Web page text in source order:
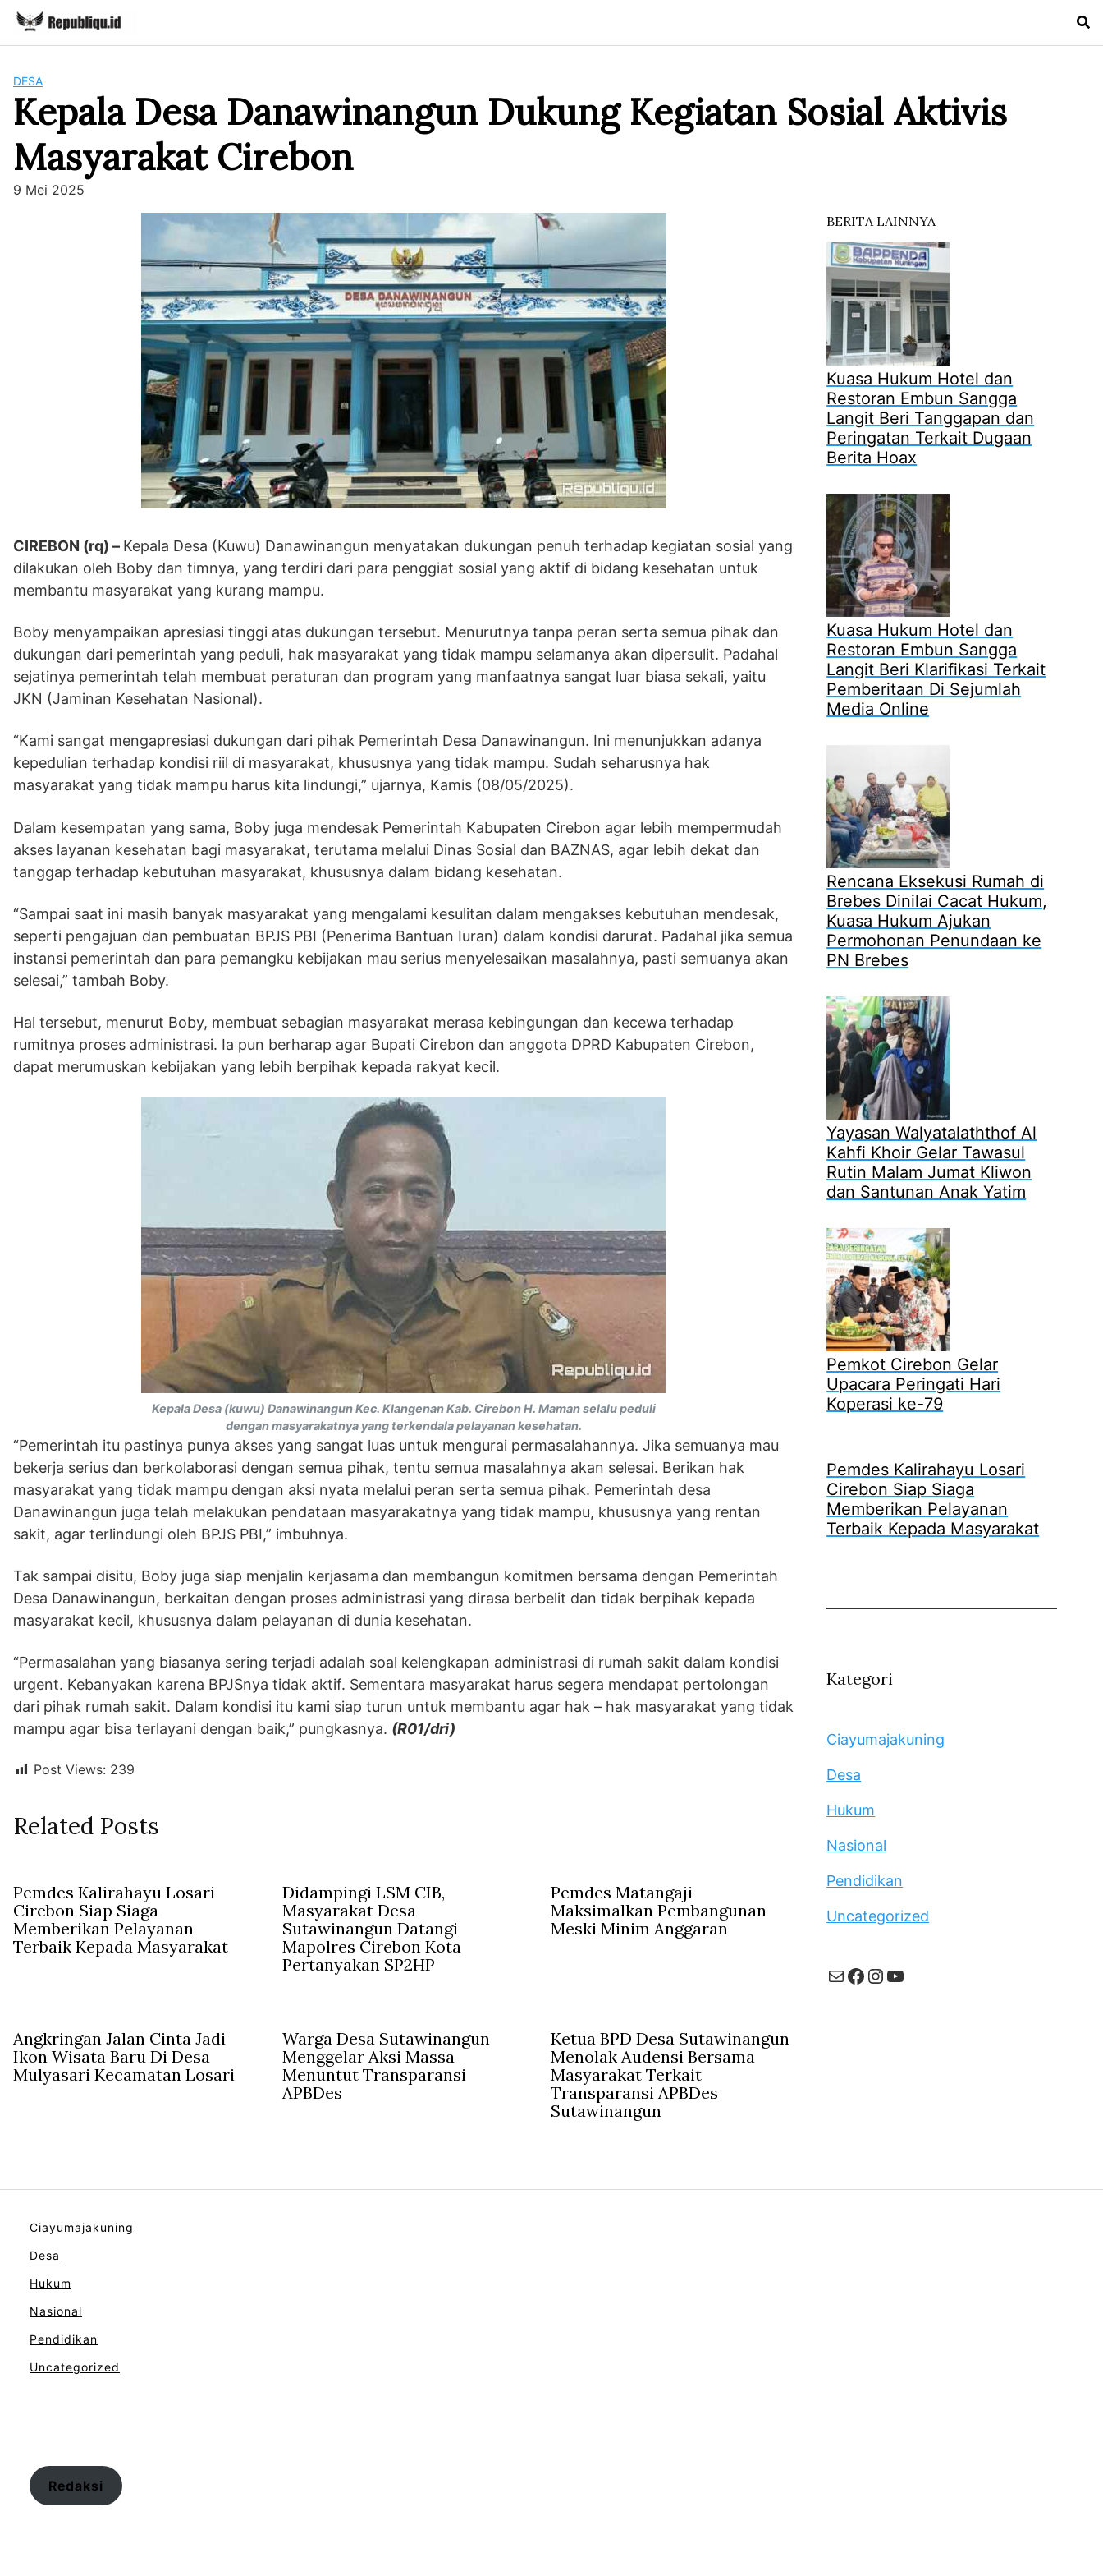
Skip
content
DESA
Kepala Desa Danawinangun Dukung Kegiatan Sosial Aktivis
Masyarakat Cirebon
9 Mei 2025
CIREBON (rq) – Kepala Desa (Kuwu) Danawinangun menyatakan dukungan penuh terhadap kegiatan sosial yang
dilakukan oleh Boby dan timnya, yang terdiri dari para penggiat sosial yang aktif di bidang kesehatan untuk
membantu masyarakat yang kurang mampu.
Boby menyampaikan apresiasi tinggi atas dukungan tersebut. Menurutnya tanpa peran serta semua pihak dan
dukungan dari pemerintah yang peduli, hak masyarakat yang tidak mampu selamanya akan dipersulit. Padahal
sejatinya pemerintah telah membuat peraturan dan program yang manfaatnya sangat luar biasa sekali, yaitu
JKN (Jaminan Kesehatan Nasional).
“Kami sangat mengapresiasi dukungan dari pihak Pemerintah Desa Danawinangun. Ini menunjukkan adanya
kepedulian terhadap kondisi riil di masyarakat, khususnya yang tidak mampu. Sudah seharusnya hak
masyarakat yang tidak mampu harus kita lindungi,” ujarnya, Kamis (08/05/2025).
Dalam kesempatan yang sama, Boby juga mendesak Pemerintah Kabupaten Cirebon agar lebih mempermudah
akses layanan kesehatan bagi masyarakat, terutama melalui Dinas Sosial dan BAZNAS, agar lebih dekat dan
tanggap terhadap kebutuhan masyarakat, khususnya dalam bidang kesehatan.
“Sampai saat ini masih banyak masyarakat yang mengalami kesulitan dalam mengakses kebutuhan mendesak,
seperti pengajuan dan pembuatan BPJS PBI (Penerima Bantuan Iuran) dalam kondisi darurat. Padahal jika semua
instansi pemerintah dan para pemangku kebijakan mau serius menyelesaikan masalahnya, pasti semuanya akan
selesai,” tambah Boby.
Hal tersebut, menurut Boby, membuat sebagian masyarakat merasa kebingungan dan kecewa terhadap
rumitnya proses administrasi. Ia pun berharap agar Bupati Cirebon dan anggota DPRD Kabupaten Cirebon,
dapat merumuskan kebijakan yang lebih berpihak kepada rakyat kecil.
Kepala Desa (kuwu) Danawinangun Kec. Klangenan Kab. Cirebon H. Maman selalu peduli
dengan masyarakatnya yang terkendala pelayanan kesehatan.
“Pemerintah itu pastinya punya akses yang sangat luas untuk mengurai permasalahannya. Jika semuanya mau
bekerja serius dan berkolaborasi dengan semua pihak, tentu semua masalahnya akan selesai. Berikan hak
masyarakat yang tidak mampu dengan aksi nyata melalui peran serta semua pihak. Pemerintah desa
Danawinangun juga telah melakukan pendataan masyarakatnya yang tidak mampu, khususnya yang rentan
sakit, agar terlindungi oleh BPJS PBI,” imbuhnya.
Tak sampai disitu, Boby juga siap menjalin kerjasama dan membangun komitmen bersama dengan Pemerintah
Desa Danawinangun, berkaitan dengan proses administrasi yang dirasa berbelit dan tidak berpihak kepada
masyarakat kecil, khususnya dalam pelayanan di dunia kesehatan.
“Permasalahan yang biasanya sering terjadi adalah soal kelengkapan administrasi di rumah sakit dalam kondisi
urgent. Kebanyakan karena BPJSnya tidak aktif. Sementara masyarakat harus segera mendapat pertolongan
dari pihak rumah sakit. Dalam kondisi itu kami siap turun untuk membantu agar hak – hak masyarakat yang tidak
mampu agar bisa terlayani dengan baik,” pungkasnya. (R01/dri)
Post Views: 239
Related Posts
Pemdes Kalirahayu Losari
Cirebon Siap Siaga
Memberikan Pelayanan
Terbaik Kepada Masyarakat
Didampingi LSM CIB,
Masyarakat Desa
Sutawinangun Datangi
Mapolres Cirebon Kota
Pertanyakan SP2HP
Pemdes Matangaji
Maksimalkan Pembangunan
Meski Minim Anggaran
Angkringan Jalan Cinta Jadi
Ikon Wisata Baru Di Desa
Mulyasari Kecamatan Losari
Warga Desa Sutawinangun
Menggelar Aksi Massa
Menuntut Transparansi
APBDes
Ketua BPD Desa Sutawinangun
Menolak Audensi Bersama
Masyarakat Terkait
Transparansi APBDes
Sutawinangun
BERITA LAINNYA
Kuasa Hukum Hotel dan
Restoran Embun Sangga
Langit Beri Tanggapan dan
Peringatan Terkait Dugaan
Berita Hoax
Kuasa Hukum Hotel dan
Restoran Embun Sangga
Langit Beri Klarifikasi Terkait
Pemberitaan Di Sejumlah
Media Online
Rencana Eksekusi Rumah di
Brebes Dinilai Cacat Hukum,
Kuasa Hukum Ajukan
Permohonan Penundaan ke
PN Brebes
Yayasan Walyatalaththof Al
Kahfi Khoir Gelar Tawasul
Rutin Malam Jumat Kliwon
dan Santunan Anak Yatim
Pemkot Cirebon Gelar
Upacara Peringati Hari
Koperasi ke-79
Pemdes Kalirahayu Losari
Cirebon Siap Siaga
Memberikan Pelayanan
Terbaik Kepada Masyarakat
Kategori
Ciayumajakuning
Desa
Hukum
Nasional
Pendidikan
Uncategorized
MailFacebook
Instagram
YouTube
Ciayumajakuning
Desa
Hukum
Nasional
Pendidikan
Uncategorized
Redaksi